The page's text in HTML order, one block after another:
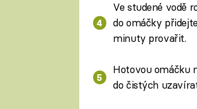
Ve studené vodě
do omáčky
minuty provařit.
Hotovou omáčku
do čistých